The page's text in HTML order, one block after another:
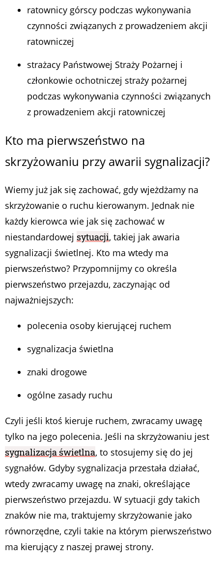
ratownicy górscy podczas wykonywania
czynności związanych z prowadzeniem akcji
ratowniczej
strażacy Państwowej Straży Pożarnej i
członkowie ochotniczej straży pożarnej
podczas wykonywania czynności związanych
z prowadzeniem akcji ratowniczej
Kto ma pierwszeństwo na
skrzyżowaniu przy awarii sygnalizacji?
Wiemy już jak się zachować, gdy wjeżdżamy na
skrzyżowanie o ruchu kierowanym. Jednak nie
każdy kierowca wie jak się zachować w
niestandardowej sytuacji, takiej jak awaria
sygnalizacji świetlnej. Kto ma wtedy ma
pierwszeństwo? Przypomnijmy co określa
pierwszeństwo przejazdu, zaczynając od
najważniejszych:
polecenia osoby kierującej ruchem
sygnalizacja świetlna
znaki drogowe
ogólne zasady ruchu
Czyli jeśli ktoś kieruje ruchem, zwracamy uwagę
tylko na jego polecenia. Jeśli na skrzyżowaniu jest
sygnalizacja świetlna, to stosujemy się do jej
sygnałów. Gdyby sygnalizacja przestała działać,
wtedy zwracamy uwagę na znaki, określające
pierwszeństwo przejazdu. W sytuacji gdy takich
znaków nie ma, traktujemy skrzyżowanie jako
równorzędne, czyli takie na którym pierwszeństwo
ma kierujący z naszej prawej strony.